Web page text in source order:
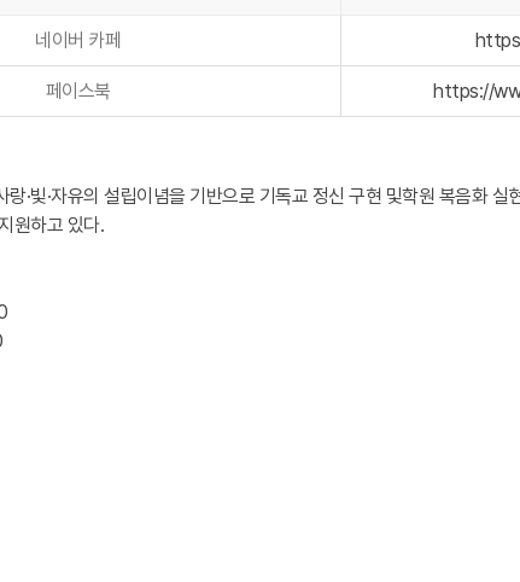
네이버 카페
페이스북 https://
·빛·자유의 설립이념을 기반으로 기독교 정신 구현 및학원 복음화 실
원하고 있다.